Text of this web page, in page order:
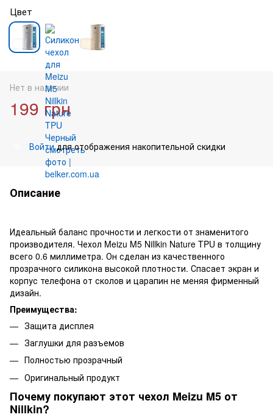
Цвет
Нет в наличии
199 грн
Войтидля отображения накопительной скидки
Описание
Идеальный баланс прочности и легкости от знаменитого
производителя. Чехол Meizu M5 Nillkin Nature TPU в толщину
всего 0.6 миллиметра. Он сделан из качественного
прозрачного силикона высокой плотности. Спасает экран и
корпус телефона от сколов и царапин не меняя фирменный
дизайн.
Преимущества:
Защита дисплея
Заглушки для разъемов
Полностью прозрачный
Оригинальный продукт
Почему покупают этот чехол Meizu M5 от
Nillkin?